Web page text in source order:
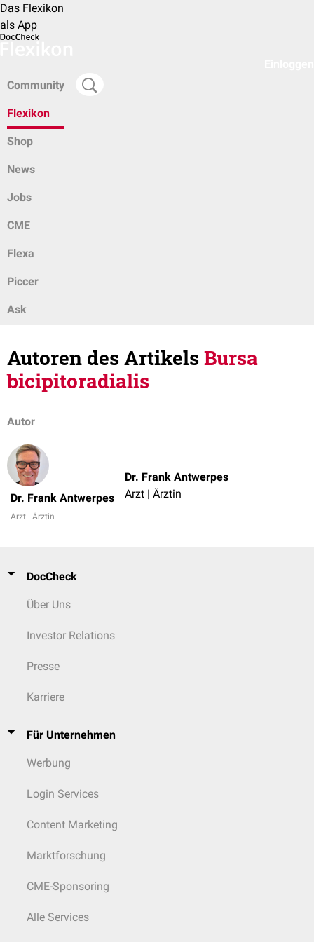
Das Flexikon
als App
Community
Flexikon
Shop
News
Jobs
CME
Flexa
Piccer
Ask
Autoren des ArtikelsBursa
bicipitoradialis
Autor
Dr. Frank Antwerpes
Arzt | Ärztin
Dr. Frank Antwerpes
Arzt | Ärztin
DocCheck
Über Uns
Investor Relations
Presse
Karriere
Für Unternehmen
Werbung
Login Services
Content Marketing
Marktforschung
CME-Sponsoring
Alle Services